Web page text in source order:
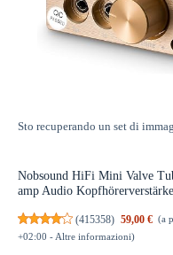
Sto recuperando un set di
Nobsound HiFi Mini Valve
amp Audio
(415358) 59,00 € (a
+02:00 - Altre informazioni)